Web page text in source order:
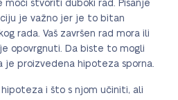
stvoriti duboki rad. Pisanje
je važno jer je to bitan
rada. Vaš završen rad mora ili
opovrgnuti. Da biste to mogli
je proizvedena hipoteza sporna.
i što s njom učiniti, ali